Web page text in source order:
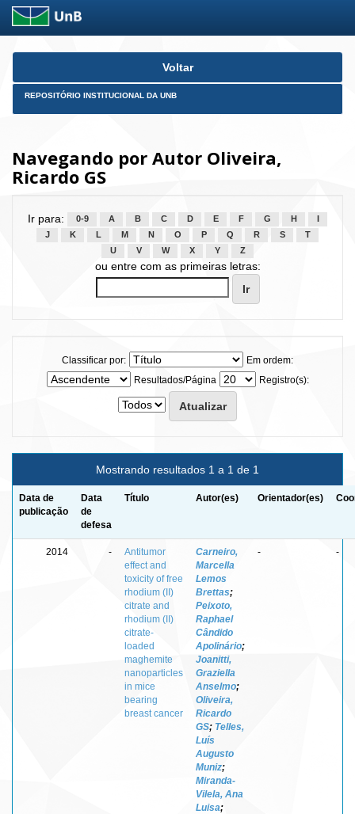
Skip
Voltar
REPOSITÓRIO INSTITUCIONAL DA UNB
Navegando por Autor Oliveira,
Ricardo GS
Ir para: 0-9 A B C D E F G H
J
K L M N O P Q R S
T
U
V W X Y Z
ou entre com as primeiras letras:
Classificar por:
Em ordem:
Resultados/Página
Registro(s):
Mostrando resultados 1 a 1 de 1
Data de
publicação
Data
de
defesa
Título Autor(es) Orientador(es)
2014 -
Antitumor
effect and
toxicity of free
rhodium (II)
citrate and
rhodium (II)
citrate-
loaded
maghemite
nanoparticles
in mice
bearing
breast cancer
Carneiro,
Marcella
Lemos
Brettas;
Peixoto,
Raphael
Cândido
Apolinário;
Joanitti,
Graziella
Anselmo;
Oliveira,
Ricardo
GS; Telles,
Luís
Augusto
Muniz;
Miranda-
Vilela, Ana
Luisa;
- -